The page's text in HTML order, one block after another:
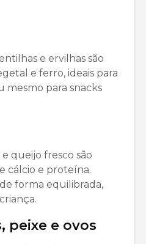
e ervilhas são
e ferro, ideais para
mesmo para snacks
queijo fresco são
cálcio e proteína.
forma equilibrada,
peixe e ovos